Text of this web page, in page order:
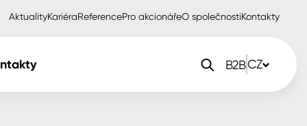
AktualityKariéraReferencePro akcionářeO společnostiKontakty
B2BCZ